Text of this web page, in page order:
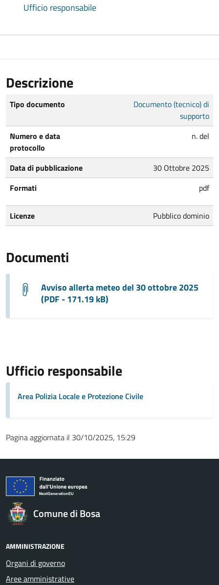
Ufficio responsabile
Descrizione
Tipo documento
Documento (tecnico) di
supporto
Numero e data
protocollo
n. del
Data di pubblicazione
30 Ottobre 2025
Formati
pdf
Licenze Pubblico dominio
Documenti
Avviso allerta meteo del 30 ottobre 2025
(PDF - 171.19 kB)
Ufficio responsabile
Area Polizia Locale e Protezione Civile
Pagina aggiornata il 30/10/2025, 15:29
Comune di Bosa
AMMINISTRAZIONE
Organi di governo
Aree amministrative